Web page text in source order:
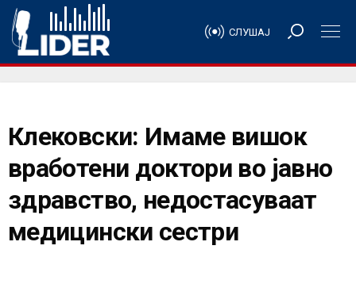
СЛУШАЈ
Клековски: Имаме вишок
вработени доктори во јавно
здравство, недостасуваат
медицински сестри